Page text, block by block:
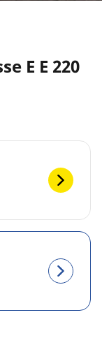
E E 220